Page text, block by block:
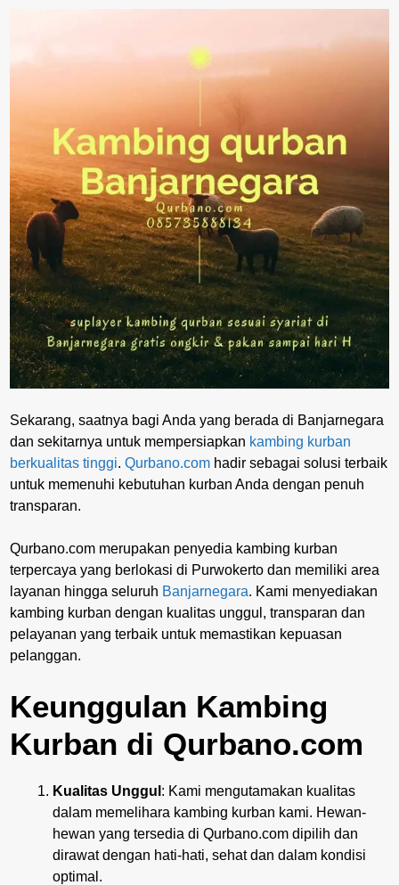
Sekarang, saatnya bagi Anda yang berada di Banjarnegara
dan sekitarnya untuk mempersiapkan kambing kurban
berkualitas tinggi. Qurbano.com hadir sebagai solusi terbaik
untuk memenuhi kebutuhan kurban Anda dengan penuh
transparan.
Qurbano.com merupakan penyedia kambing kurban
terpercaya yang berlokasi di Purwokerto dan memiliki area
layanan hingga seluruh Banjarnegara. Kami menyediakan
kambing kurban dengan kualitas unggul, transparan dan
pelayanan yang terbaik untuk memastikan kepuasan
pelanggan.
Keunggulan Kambing
Kurban di Qurbano.com
Kualitas Unggul : Kami mengutamakan kualitas
dalam memelihara kambing kurban kami. Hewan-
hewan yang tersedia di Qurbano.com dipilih dan
dirawat dengan hati-hati, sehat dan dalam kondisi
optimal.